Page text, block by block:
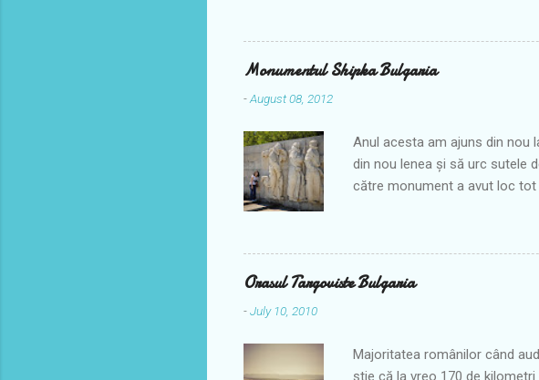
locale vin să îşi amintească
aveau loc cam 30 de nunţi în
de săptămână de după
populare moștenite de la
Monumentul Shipka Bulgaria
-August 08, 2012
Anul acesta am ajuns din nou
din nou lenea și să urc sutele
către monument a avut loc tot
congelată ca atunci când
trecătoarea Shipka era destul
acesta fiind închis pe timp de
plăcere, mai ales că de când
Orasul Targoviste Bulgaria
-July 10, 2010
Majoritatea românilor când
ştie că la vreo 170 de